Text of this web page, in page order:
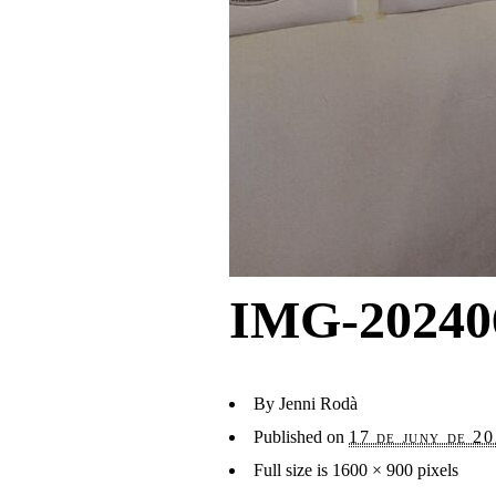
IMG-
By Jenni Rodà
Published on 17 de juny de
Full size is 1600 × 900 pixels